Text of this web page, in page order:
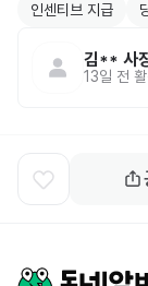
인센티브 지급
김** 사
13일 전